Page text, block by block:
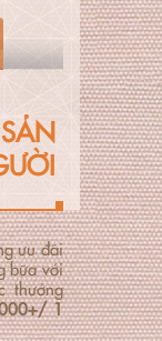
ưu đãi
bữa với
thưởng
1